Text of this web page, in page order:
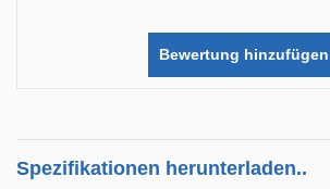
Bewertung hinzufügen
Spezifikationen herunterladen..